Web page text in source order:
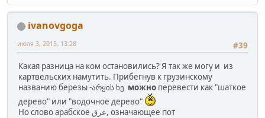
ivanovgoga
#39
июля 3, 2015, 13:28
Какая разница на ком остановились? Я так же могу и из
картвельских намутить. Прибегнув к грузинскому
названию березы -არყის ხე можно перевести как "шаткое
дерево" или "водочное дерево"
Но слово арабское ﻋﺮﻕ, означающее пот